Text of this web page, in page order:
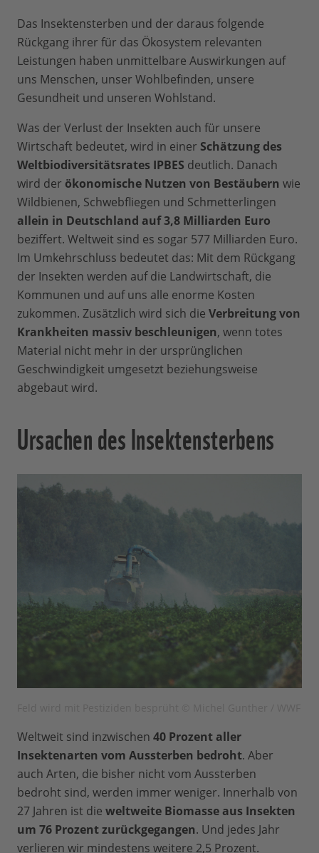
Das Insektensterben und der daraus folgende
Rückgang ihrer für das Ökosystem relevanten
Leistungen haben unmittelbare Auswirkungen auf
uns Menschen, unser Wohlbefinden, unsere
Gesundheit und unseren Wohlstand.
Was der Verlust der Insekten auch für unsere
Wirtschaft bedeutet, wird in einer Schätzung des
Weltbiodiversitätsrates IPBES deutlich. Danach
wird der ökonomische Nutzen von Bestäubern wie
Wildbienen, Schwebfliegen und Schmetterlingen
allein in Deutschland auf3,8 Milliarden Euro
beziffert. Weltweit sind es sogar 577 Milliarden Euro.
Im Umkehrschluss bedeutet das: Mit dem Rückgang
der Insekten werden auf die Landwirtschaft, die
Kommunen und auf uns alle enorme Kosten
zukommen. Zusätzlich wird sich die Verbreitung von
Krankheiten massiv beschleunigen, wenn totes
Material nicht mehr in der ursprünglichen
Geschwindigkeit umgesetzt beziehungsweise
abgebaut wird.
Ursachen des Insektensterbens
Weltweit sind inzwischen 40 Prozent aller
Insektenarten vom Aussterben bedroht. Aber
auch Arten, die bisher nicht vom Aussterben
bedroht sind, werden immer weniger. Innerhalb von
27 Jahren ist die weltweite Biomasse aus Insekten
um 76 Prozent zurückgegangen. Und jedes Jahr
verlieren wir mindestens weitere 2,5 Prozent.